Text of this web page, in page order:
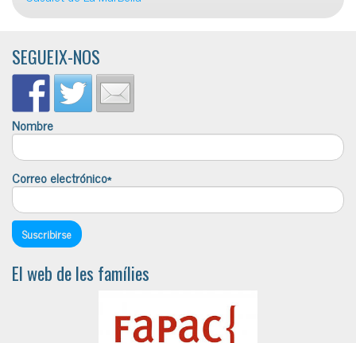
SEGUEIX-NOS
Nombre
Correo electrónico*
El web de les famílies